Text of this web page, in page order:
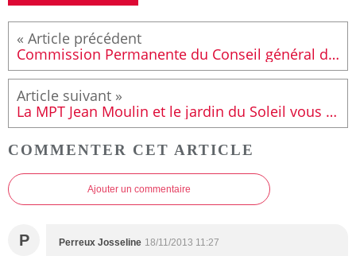
Commission Permanente du Conseil général de novembre 2013 : 40 885 € pour le canton pour le canton Le Mans Sud-Est
La MPT Jean Moulin et le jardin du Soleil vous invitent à leur marché de noël le 7 décembre 2013.
COMMENTER CET ARTICLE
Ajouter un commentaire
P Perreux Josseline 18/11/2013 11:27